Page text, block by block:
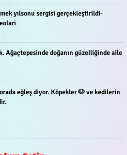
yılsonu sergisi gerçekleştirildi-
Ağaçtepesinde doğanın güzelliğinde aile
eğleş diyor. Köpekler 🐶 ve kedilerin